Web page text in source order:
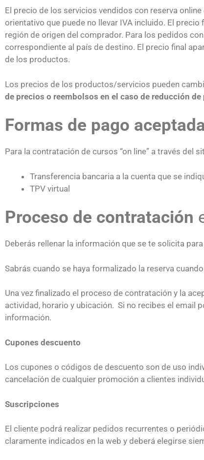
El precio de los servicios vendidos con reserva
orientativo que puede no llevar IVA incluido. El
región de origen del comprador. Para los pedidos
correspondiente al país de destino. El precio final
de los productos.
Los precios de los productos/servicios pueden
de precios o reembolsos en el caso de reducción
Formas de pago
Para la contratación de cursos “on line” a través del
Transferencia bancaria a la cuenta que se
TPV virtual
Proceso de contratación
Deberás rellenar la información que se te solicita
Sabrás cuando se haya formalizado la reserva
Una vez finalizado el proceso de contratación y la
actividad, horario y ubicación. Si no recibes el email
información.
Cupones descuento
Los cupones o códigos de descuento son de uso
cancelación de cualquier promoción a clientes
Suscripciones
El cliente podrá realizar pedidos recurrentes o
claramente indicados en la web y deberá elegirse